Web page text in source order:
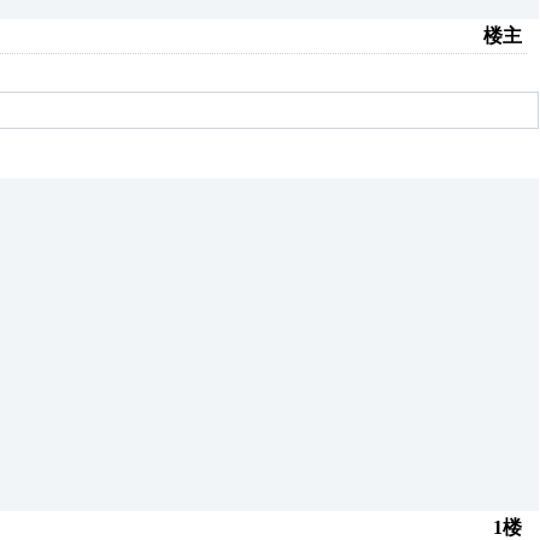
楼主
1楼